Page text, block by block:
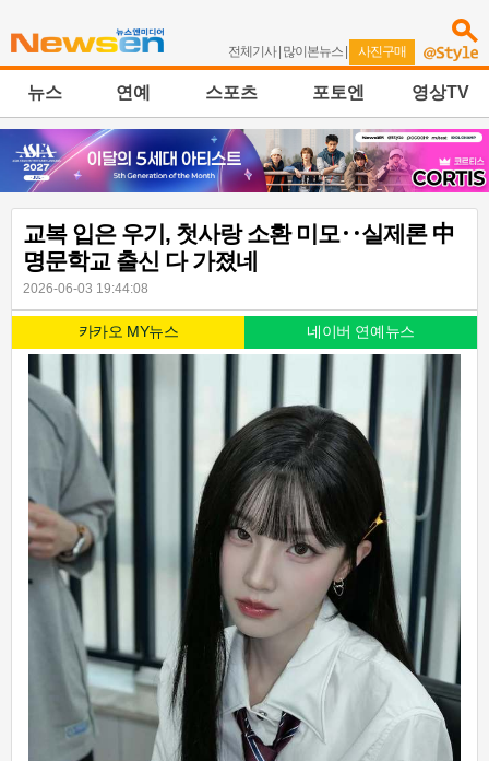
전체기사| 많이본뉴스 | 사진구매
뉴스 연예 스포츠 포토엔 영상TV
교복 입은 우기, 첫사랑 소환 미모‥실제론 中
명문학교 출신 다 가졌네
2026-06-03 19:44:08
카카오 MY뉴스 네이버 연예뉴스